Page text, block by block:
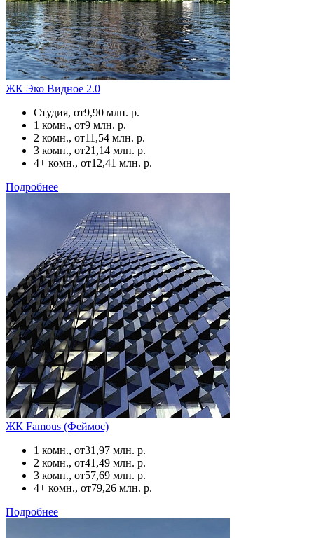
ЖК Эко Видное 2.0
Студия, от9,90 млн. р.
1 комн., от9 млн. р.
2 комн., от11,54 млн. р.
3 комн., от21,14 млн. р.
4+ комн., от12,41 млн. р.
Подробнее
ЖК Famous (Феймос)
1 комн., от31,97 млн. р.
2 комн., от41,49 млн. р.
3 комн., от57,69 млн. р.
4+ комн., от79,26 млн. р.
Подробнее